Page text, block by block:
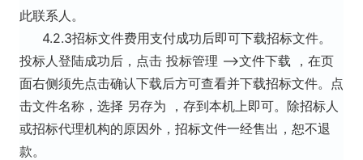
此联系人。
4.2.3招标文件费用支付成功后即可下载招标文件。
投标人登陆成功后，点击 投标管理 -->文件下载 ，在页
面右侧须先点击确认下载后方可查看并下载招标文件。点
击文件名称，选择 另存为 ，存到本机上即可。除招标人
或招标代理机构的原因外，招标文件一经售出，恕不退
款。